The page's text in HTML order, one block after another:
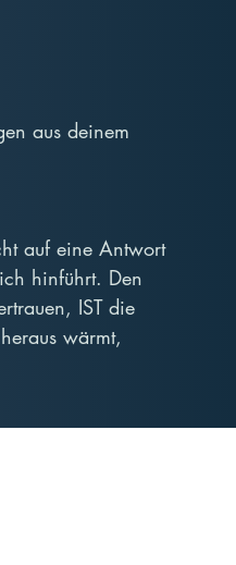
aus deinem
auf eine Antwort
hinführt. Den
IST die
wärmt,